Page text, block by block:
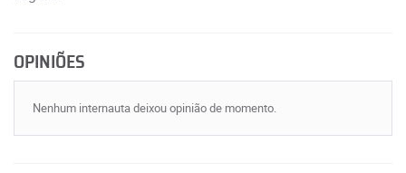
OPINIÕES
Nenhum internauta deixou opinião de momento.